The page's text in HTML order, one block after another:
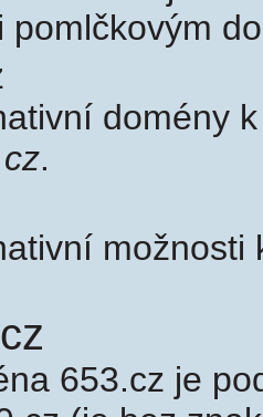
pomlčkovým
domény
.
možnosti
653.cz je